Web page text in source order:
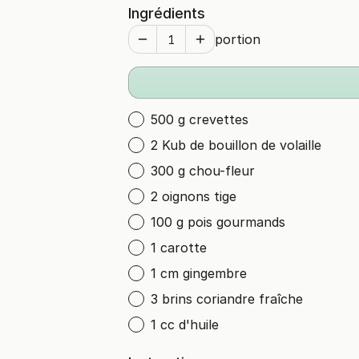
Ingrédients
portion
500 g crevettes
2 Kub de bouillon de volaille
300 g chou-fleur
2 oignons tige
100 g pois gourmands
1 carotte
1 cm gingembre
3 brins coriandre fraîche
1 cc d'huile